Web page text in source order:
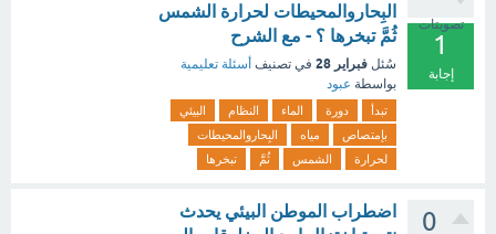
تصويتات
1
إجابة
البِحاروالمحيطات لحرارة الشمس
ثُمَّ تبخرها ؟ - مع الشرح
سُئل فبراير 28 في تصنيف أسئلة تعليمية
بواسطة عبود
تبدأ دورة الماء النظام
البيئي
بإمتصاص
مياه
البِحاروالمحيطات
لحرارة
الشمس ثُمَّ تبخرها
0
اضطراب الموطن البيئي يحدث